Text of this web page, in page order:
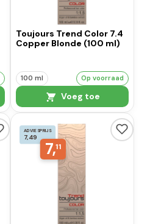
Toujours Trend Color 7.4
Copper Blonde (100 ml)
100 ml Op voorraad
Voeg toe
ADVIESPRIJS
7,49
7,11